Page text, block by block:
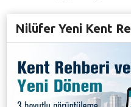
İstanbul Yeditepe’yi 41-
maçında ise Nilüfer
Hojej Club’ı ağırladı.
geçen maçı ev sahibi
galip tamamladı. Ev
Boris skora katkı
Nilüfer Yeni Kent